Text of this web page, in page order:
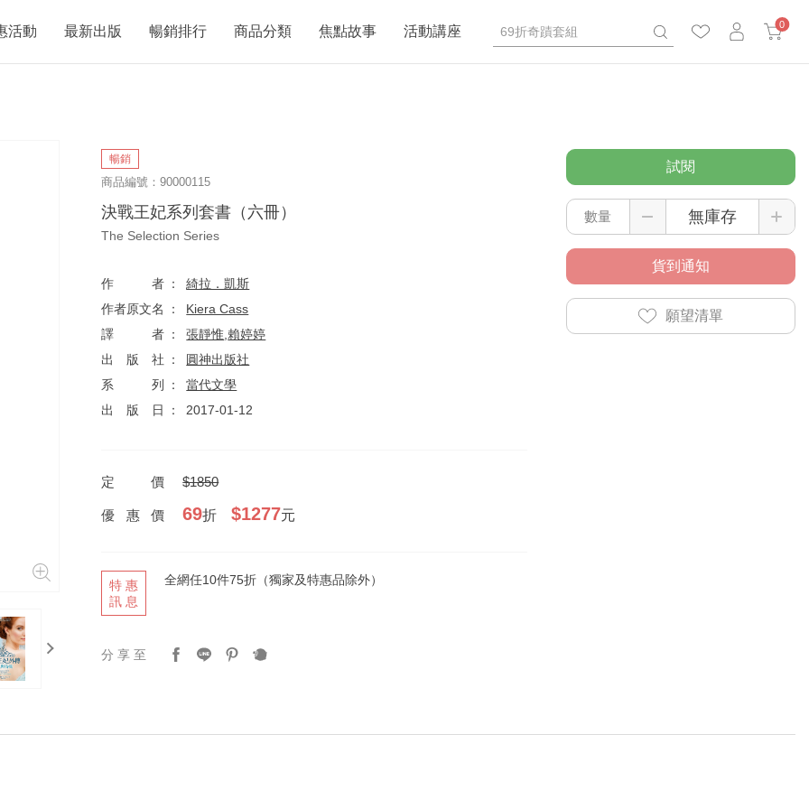
0
活動 最新出版 暢銷排行 商品分類 焦點故事 活動講座
暢銷
商品編號：90000115
決戰王妃系列套書（六冊）
The Selection Series
作者
綺拉．凱斯
作者原文名
Kiera Cass
譯者
張靜惟 賴婷婷
出版社
圓神出版社
系列
當代文學
出版日
2017-01-12
定價 $1850
優惠價 69折$1277元
特惠
訊息
全網任10件75折（獨家及特惠品除外）
分享至
試閱
數量
貨到通知
願望清單